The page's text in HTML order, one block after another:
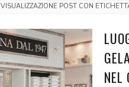
VISUALIZZAZIONE POST CON
NEL